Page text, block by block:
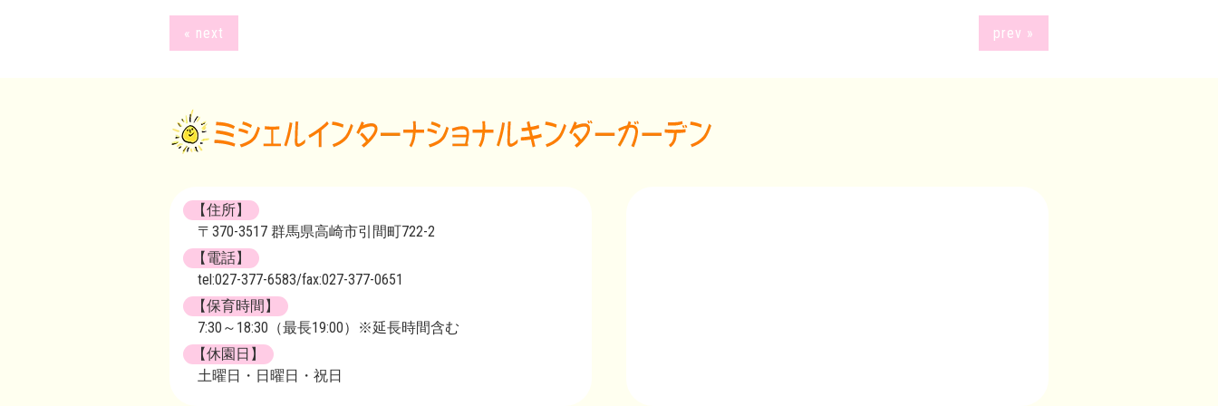
« next prev »
【住所】
〒370-3517 群馬県高崎市引間町722-2
【電話】
tel:027-377-6583/fax:027-377-0651
【保育時間】
7:30～18:30（最長19:00）※延長時間含む
【休園日】
土曜日・日曜日・祝日